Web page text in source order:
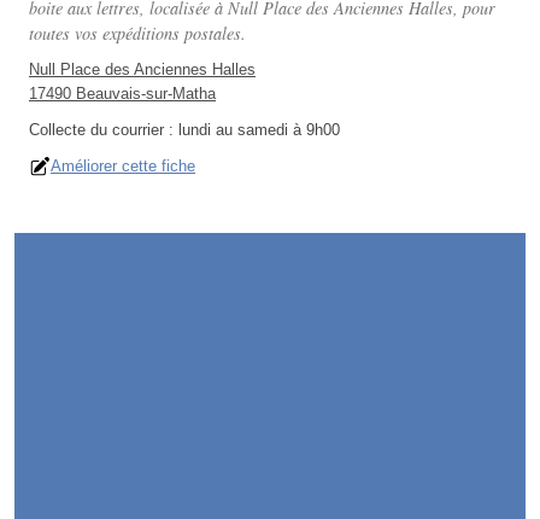
boite aux lettres, localisée à Null Place des Anciennes Halles, pour
toutes vos expéditions postales.
Null Place des Anciennes Halles
17490 Beauvais-sur-Matha
Collecte du courrier : lundi au samedi à 9h00
Améliorer cette fiche